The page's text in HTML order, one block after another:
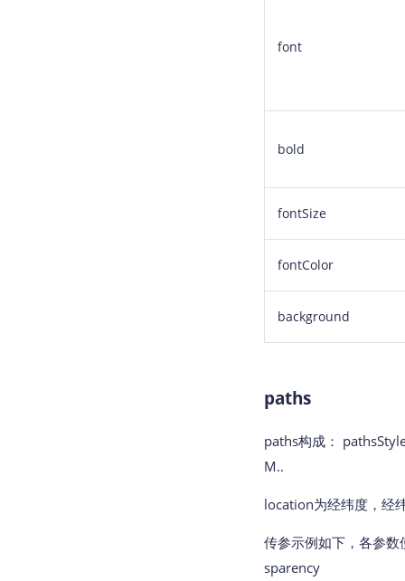
font
bold
fontSize
fontColor
background
paths
paths构成：
M..
location为经纬度，经
传参示例如下，各参
sparency